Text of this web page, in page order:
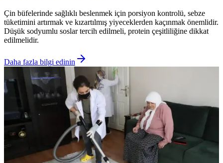
Çin büfelerinde sağlıklı beslenmek için porsiyon kontrolü, sebze
tüketimini artırmak ve kızartılmış yiyeceklerden kaçınmak önemlidir.
Düşük sodyumlu soslar tercih edilmeli, protein çeşitliliğine dikkat
edilmelidir.
Daha fazla bilgi edinin